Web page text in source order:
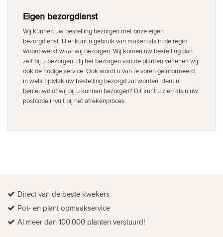
Eigen bezorgdienst
Wij kunnen uw bestelling bezorgen met onze eigen
bezorgdienst. Hier kunt u gebruik van maken als in de regio
woont werkt waar wij bezorgen. Wij komen uw bestelling dan
zelf bij u bezorgen. Bij het bezorgen van de planten verlenen wij
ook de nodige service. Ook wordt u van te voren geïnformeerd
in welk tijdvlak uw bestelling bezorgd zal worden. Bent u
benieuwd of wij bij u kunnen bezorgen? Dit kunt u zien als u uw
postcode invult bij het afrekenproces.
Direct van de beste kwekers
Pot- en plant opmaakservice
Al meer dan 100.000 planten verstuurd!